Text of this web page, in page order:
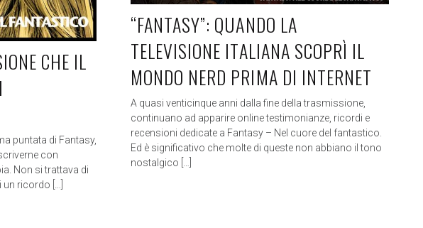
“FANTASY”: QUANDO LA
TELEVISIONE ITALIANA SCOPRÌ IL
MONDO NERD PRIMA DI INTERNET
A quasi venticinque anni dalla fine della trasmissione,
continuano ad apparire online testimonianze, ricordi e
recensioni dedicate a Fantasy – Nel cuore del fantastico.
Ed è significativo che molte di queste non abbiano il tono
nostalgico […]
CHE IL
puntata di Fantasy,
con
Non si trattava di
ricordo […]